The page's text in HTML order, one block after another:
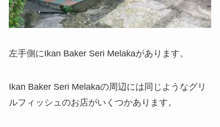
左手側にIkan Baker Seri Melakaがあります。
Ikan Baker Seri Melakaの周辺には同じようなグリ
ルフィッシュのお店がいくつかあります。